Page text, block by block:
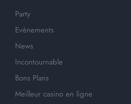
Party
Evènements
News
Incontournable
Bons Plans
Meilleur casino en ligne